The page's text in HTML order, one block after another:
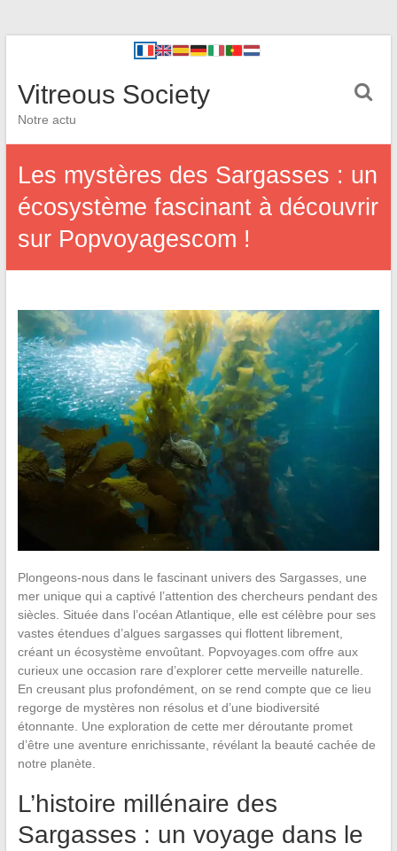
Vitreous Society
Notre actu
Les mystères des Sargasses : un
écosystème fascinant à découvrir
sur Popvoyagescom !
Plongeons-nous dans le fascinant univers des Sargasses, une
mer unique qui a captivé l’attention des chercheurs pendant des
siècles. Située dans l’océan Atlantique, elle est célèbre pour ses
vastes étendues d’algues sargasses qui flottent librement,
créant un écosystème envoûtant. Popvoyages.com offre aux
curieux une occasion rare d’explorer cette merveille naturelle.
En creusant plus profondément, on se rend compte que ce lieu
regorge de mystères non résolus et d’une biodiversité
étonnante. Une exploration de cette mer déroutante promet
d’être une aventure enrichissante, révélant la beauté cachée de
notre planète.
L’histoire millénaire des
Sargasses : un voyage dans le